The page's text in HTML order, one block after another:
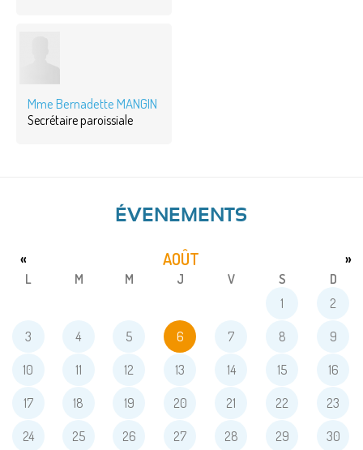
Mme Bernadette MANGIN
Secrétaire paroissiale
ÉVENEMENTS
AOÛT
« »
L M M J V S
D
1
2
3 4 5 6 7 8 9
10 11 12 13 14 15 16
17 18 19 20 21 22 23
24 25 26 27 28 29 30